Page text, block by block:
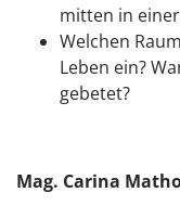
mitten in
Welchen
Leben ein?
gebetet?
Mag. Carina